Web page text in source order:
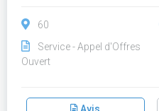
60
Service - Appel d'Offres
Ouvert